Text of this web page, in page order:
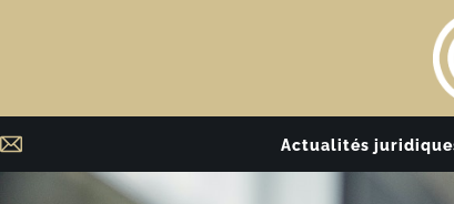
Actualités